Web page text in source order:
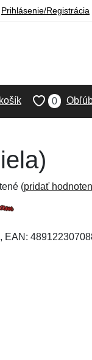
Prihlásenie/Registrácia
0
(pridať
EAN: